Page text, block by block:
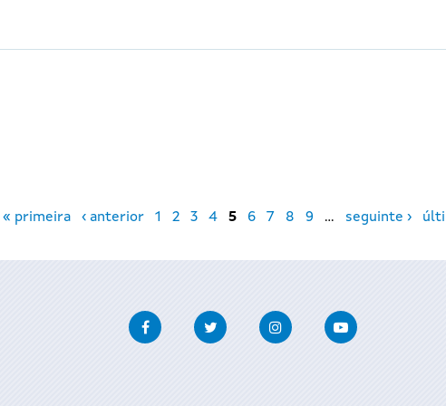
« primeira ‹ anterior 1 2 3 4 5 6 7 8 9 … seguinte ›
FacebookTwitter InstagramYoutube